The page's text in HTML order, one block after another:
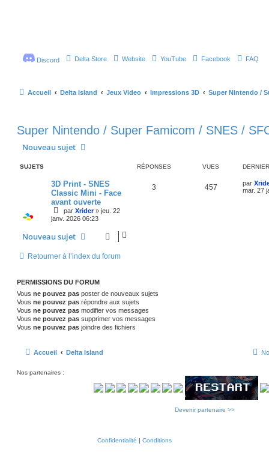
Discord Delta Store Website YouTube Facebook FAQ
Accueil Delta Island Jeux Video Impressions 3D Super Nintendo /
Super Nintendo / Super Famicom / SNES /
Nouveau sujet
SUJETS RÉPONSES VUES
3D Print - SNES
Classic Mini - Face
avant ouverte
par Xrider» jeu. 22
janv. 2026 06:23
3R
s
457V
D
e
par
mar. 27
Nouveau sujet
Retourner à l’index du forum
PERMISSIONS DU FORUM
Vous ne pouvez pas poster de nouveaux sujets
Vous ne pouvez pas répondre aux sujets
Vous ne pouvez pas modifier vos messages
Vous ne pouvez pas supprimer vos messages
Vous ne pouvez pas joindre des fichiers
Accueil Delta Island
Nos partenaires :
Devenir partenaire >>
Confidentialité | Conditions